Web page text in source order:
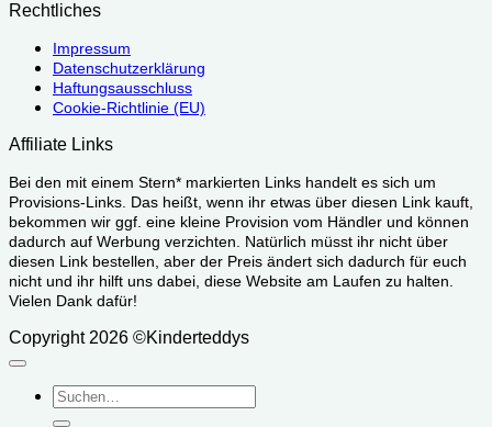
Rechtliches
Impressum
Datenschutzerklärung
Haftungsausschluss
Cookie-Richtlinie (EU)
Affiliate Links
Bei den mit einem Stern* markierten Links handelt es sich um
Provisions-Links. Das heißt, wenn ihr etwas über diesen Link kauft,
bekommen wir ggf. eine kleine Provision vom Händler und können
dadurch auf Werbung verzichten. Natürlich müsst ihr nicht über
diesen Link bestellen, aber der Preis ändert sich dadurch für euch
nicht und ihr hilft uns dabei, diese Website am Laufen zu halten.
Vielen Dank dafür!
Copyright 2026 ©Kinderteddys
Suchen
nach: